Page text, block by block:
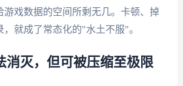
游戏数据的空间所剩无几。卡顿、掉
就成了常态化的"水土不服"。
消灭，但可被压缩至极限